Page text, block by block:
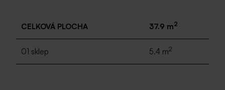
CELKOVÁ PLOCHA 37.9 m2
01 sklep 5.4 m2